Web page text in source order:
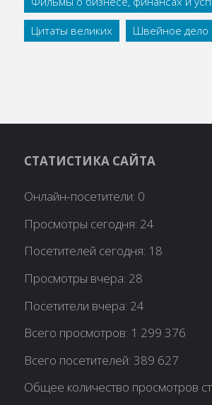
Цитаты великих
Швейное дело
СТАТИСТИКА САЙТА
Онлайн-посетители: 0
Просмотры сегодня: 24
Посетителей сегодня: 18
Просмотры вчера: 28
Посетители вчера: 24
Всего просмотров: 1 299 376
Всего посетителей:389 627
Общее количество просмотров